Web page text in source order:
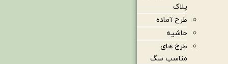
پلاک
طرح آماده
حاشیه
طرح های
مناسب سگ